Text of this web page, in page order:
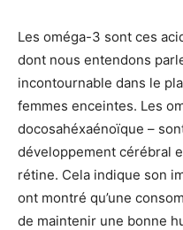
Les oméga-3 sont ces
dont nous entendons
incontournable dans le
femmes enceintes. Les
docosahéxaénoïque –
développement cérébral
rétine. Cela indique son
ont montré qu’une
de maintenir une bonne